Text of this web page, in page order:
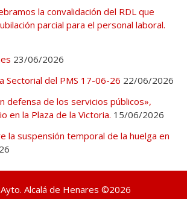
la convalidación del RDL que
parcial para el personal laboral.
23/06/2026
Sectorial del PMS 17-06-26 22/06/2026
defensa de los servicios públicos»,
en la Plaza de la Victoria. 15/06/2026
la suspensión temporal de la huelga en
Ayto. Alcalá de Henares ©2026